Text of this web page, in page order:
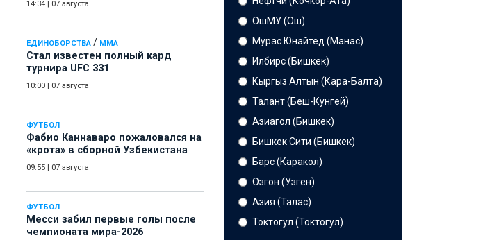
14:34 07 августа
ЕДИНОБОРСТВА / ММА
Стал известен полный кард
турнира UFC 331
10:00 07 августа
ФУТБОЛ
Фабио Каннаваро пожаловался на
«крота» в сборной Узбекистана
09:55 07 августа
ФУТБОЛ
Месси забил первые голы после
чемпионата мира-2026
ОшМУ (Ош)
Мурас Юнайтед (Манас)
Илбирс (Бишкек)
Кыргыз Алтын (Кара-Балта)
Талант (Беш-Кунгей)
Азиагол (Бишкек)
Бишкек Сити (Бишкек)
Барс (Каракол)
Озгон (Узген)
Азия (Талас)
Токтогул (Токтогул)